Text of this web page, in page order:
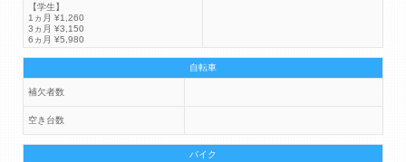
【学生】
1ヵ月 ¥1,260
3ヵ月 ¥3,150
6ヵ月 ¥5,980
自転車
補欠者数
空き台数
バイク